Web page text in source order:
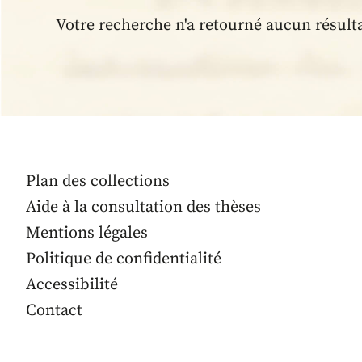
Votre recherche n'a retourné aucun
Plan des collections
Aide à la consultation des thèses
Mentions légales
Politique de confidentialité
Accessibilité
Contact